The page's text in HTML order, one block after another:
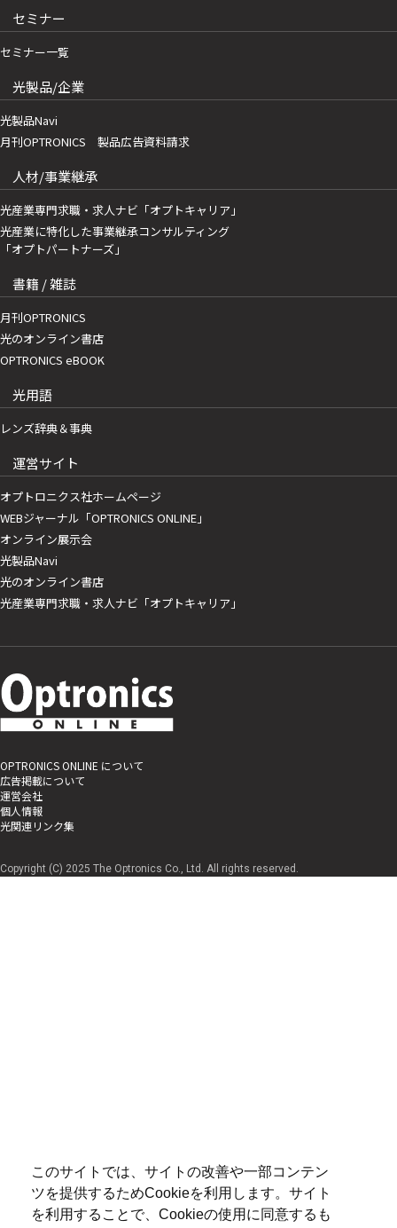
このサイトでは、サイトの改善や一部コンテン
ツを提供するためCookieを利用します。サイト
を利用することで、Cookieの使用に同意するも
セミナー
セミナー一覧
光製品/企業
光製品Navi
月刊OPTRONICS 製品広告資料請求
人材/事業継承
光産業専門求職・求人ナビ「オプトキャリア」
光産業に特化した事業継承コンサルティング
「オプトパートナーズ」
書籍 / 雑誌
月刊OPTRONICS
光のオンライン書店
OPTRONICS eBOOK
光用語
レンズ辞典＆事典
運営サイト
オプトロニクス社ホームページ
WEBジャーナル「OPTRONICS ONLINE」
オンライン展示会
光製品Navi
光のオンライン書店
光産業専門求職・求人ナビ「オプトキャリア」
OPTRONICS ONLINE について
広告掲載について
運営会社
個人情報
光関連リンク集
Copyright (C) 2025 The Optronics Co., Ltd. All rights reserved.